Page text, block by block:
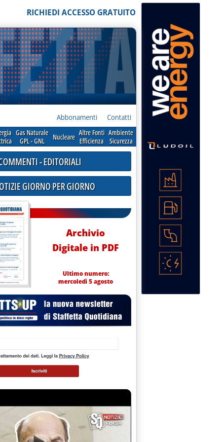
RICHIEDI ACCESSO GRATUITO
Abbonamenti Contatti
Gas Naturale
GPL - GNL
Nucleare Altre Fonti
Efficienza
Ambiente
Sicurezza
- EDITORIALI
GIORNO PER GIORNO
Archivio
Digitale in PDF
Ultimo numero:
mercoledì 5 agosto